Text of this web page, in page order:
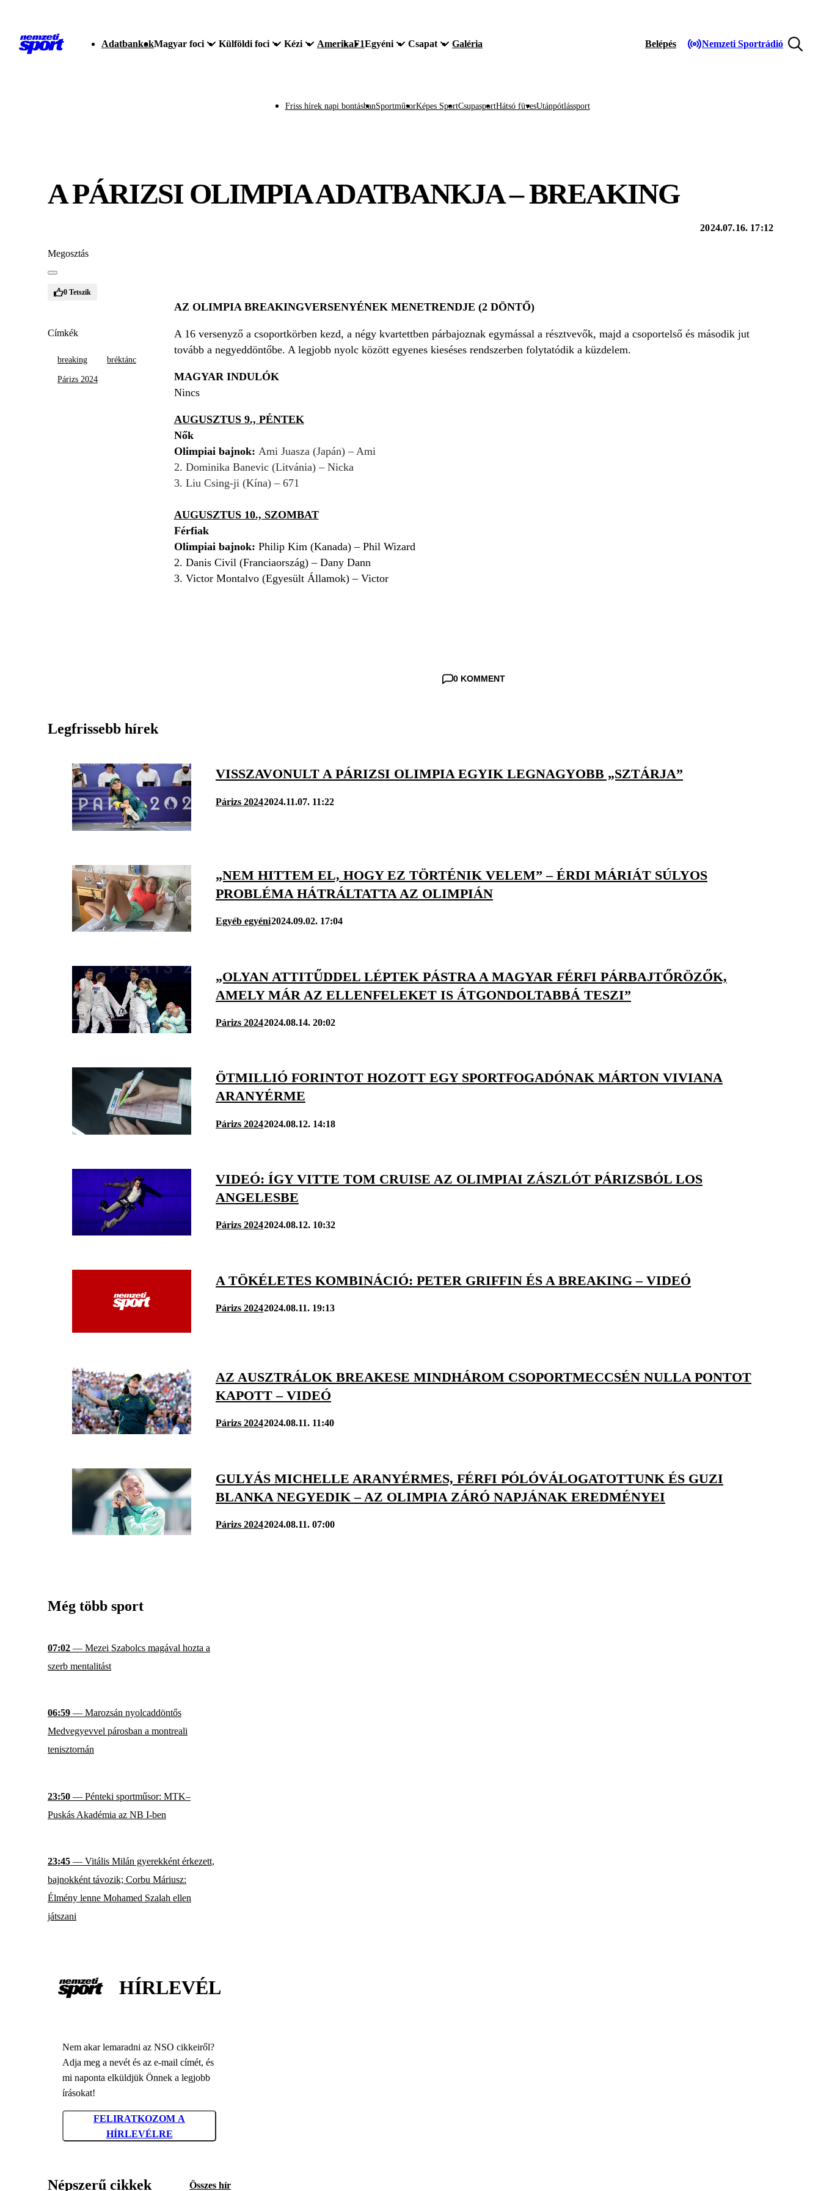
AdatbankokMagyar foci Külföldi foci Kézi AmerikaF1Egyéni Csapat Galéria Belépés Nemzeti Sportrádió
Friss hírek napi bontásbanSportműsorKépes SportCsupasportHátsó füvesUtánpótlássport
A PÁRIZSI OLIMPIA ADATBANKJA – BREAKING
2024.07.16. 17:12
Megosztás
0 Tetszik
Címkék
breaking bréktánc
Párizs 2024
AZ OLIMPIA BREAKINGVERSENYÉNEK MENETRENDJE (2 DÖNTŐ)
A 16 versenyző a csoportkörben kezd, a négy kvartettben párbajoznak egymással a résztvevők, majd a csoportelső és második jut
tovább a negyeddöntőbe. A legjobb nyolc között egyenes kieséses rendszerben folytatódik a küzdelem.
MAGYAR INDULÓK
Nincs
AUGUSZTUS 9., PÉNTEK
Nők
Olimpiai bajnok: Ami Juasza (Japán) – Ami
2. Dominika Banevic (Litvánia) – Nicka
3. Liu Csing-ji (Kína) – 671
AUGUSZTUS 10., SZOMBAT
Férfiak
Olimpiai bajnok: Philip Kim (Kanada) – Phil Wizard
2. Danis Civil (Franciaország) – Dany Dann
3. Victor Montalvo (Egyesült Államok) – Victor
0 KOMMENT
Legfrissebb hírek
VISSZAVONULT A PÁRIZSI OLIMPIA EGYIK LEGNAGYOBB „SZTÁRJA”
Párizs 20242024.11.07. 11:22
„NEM HITTEM EL, HOGY EZ TÖRTÉNIK VELEM” – ÉRDI MÁRIÁT SÚLYOS
PROBLÉMA HÁTRÁLTATTA AZ OLIMPIÁN
Egyéb egyéni2024.09.02. 17:04
„OLYAN ATTITŰDDEL LÉPTEK PÁSTRA A MAGYAR FÉRFI PÁRBAJTŐRÖZŐK,
AMELY MÁR AZ ELLENFELEKET IS ÁTGONDOLTABBÁ TESZI”
Párizs 20242024.08.14. 20:02
ÖTMILLIÓ FORINTOT HOZOTT EGY SPORTFOGADÓNAK MÁRTON VIVIANA
ARANYÉRME
Párizs 20242024.08.12. 14:18
VIDEÓ: ÍGY VITTE TOM CRUISE AZ OLIMPIAI ZÁSZLÓT PÁRIZSBÓL LOS
ANGELESBE
Párizs 20242024.08.12. 10:32
A TÖKÉLETES KOMBINÁCIÓ: PETER GRIFFIN ÉS A BREAKING – VIDEÓ
Párizs 20242024.08.11. 19:13
AZ AUSZTRÁLOK BREAKESE MINDHÁROM CSOPORTMECCSÉN NULLA PONTOT
KAPOTT – VIDEÓ
Párizs 20242024.08.11. 11:40
GULYÁS MICHELLE ARANYÉRMES, FÉRFI PÓLÓVÁLOGATOTTUNK ÉS GUZI
BLANKA NEGYEDIK – AZ OLIMPIA ZÁRÓ NAPJÁNAK EREDMÉNYEI
Párizs 20242024.08.11. 07:00
Még több sport
07:02 — Mezei Szabolcs magával hozta a
szerb mentalitást
06:59 — Marozsán nyolcaddöntős
Medvegyevvel párosban a montreali
tenisztornán
23:50 — Pénteki sportműsor: MTK–
Puskás Akadémia az NB I-ben
23:45 — Vitális Milán gyerekként érkezett,
bajnokként távozik; Corbu Máriusz:
Élmény lenne Mohamed Szalah ellen
játszani
HÍRLEVÉL
Nem akar lemaradni az NSO cikkeiről?
Adja meg a nevét és az e-mail címét, és
mi naponta elküldjük Önnek a legjobb
írásokat!
FELIRATKOZOM A
HÍRLEVÉLRE
Népszerű cikkek Összes hír